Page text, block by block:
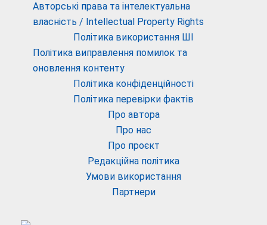
Авторські права та інтелектуальна
власність / Intellectual Property Rights
Політика використання ШІ
Політика виправлення помилок та
оновлення контенту
Політика конфіденційності
Політика перевірки фактів
Про автора
Про нас
Про проєкт
Редакційна політика
Умови використання
Партнери